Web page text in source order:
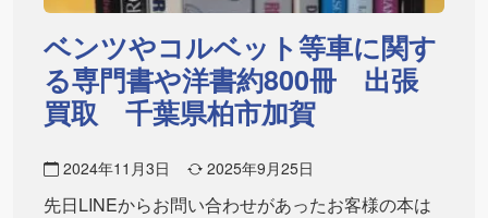
ベンツやコルベット等車に関す
る専門書や洋書約800冊 出張
買取 千葉県柏市加賀
2024年11月3日 2025年9月25日
先日LINEからお問い合わせがあったお客様の本は